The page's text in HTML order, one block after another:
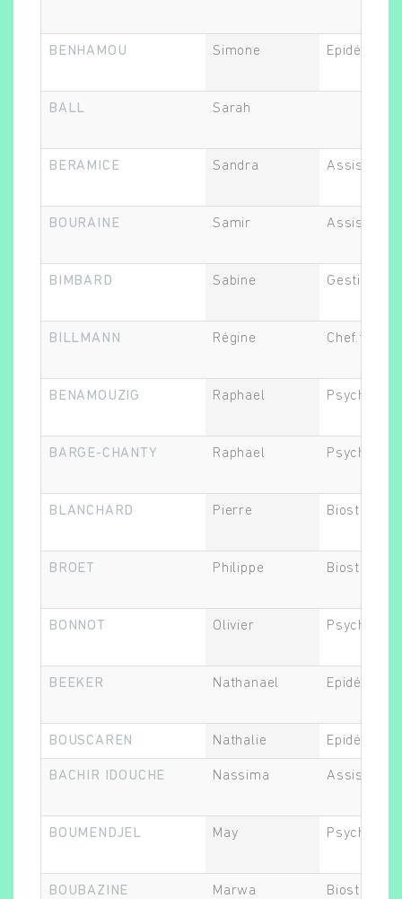
BENHAMOU Simone
BALL Sarah
BERAMICE Sandra
BOURAINE Samir
BIMBARD Sabine
BILLMANN Régine Chef.fe de
BENAMOUZIG Raphael Psychiatre
BARGE-CHANTY Raphael Psychiatre
BLANCHARD Pierre
BROET Philippe
BONNOT Olivier Psychiatre
BEEKER Nathanael
BOUSCAREN Nathalie
BACHIR IDOUCHE Nassima
BOUMENDJEL May Psychiatre
BOUBAZINE Marwa